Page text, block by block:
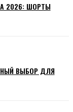
2026: ШОРТЫ
ВЫБОР ДЛЯ